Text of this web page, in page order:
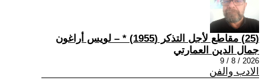
(25) مقاطع لأجل التذكر (1955) * – لويس أراغون
جمال الدين العمارتي
2026 / 8 / 9
الادب والفن